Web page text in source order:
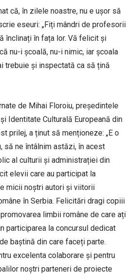
că, în zilele noastre, nu e ușor să
eseuri: „Fiți mândri de profesorii
înclinați în fața lor. Vă felicit și
nu-i școală, nu-i nimic, iar școala
trebuie și inspectată ca să țină
de Mihai Floroiu, președintele
Identitate Culturală Europeană din
prilej, a ținut să menționeze: „E o
să ne întâlnim astăzi, în acest
al culturii și administrației din
elevii care au participat la
micii noștri autori și viitorii
în Serbia. Felicitări dragi copiii
limbii române de care ați
participarea la concursul dedicat
baștină din care faceți parte.
excelenta colaborare și pentru
noștri parteneri de proiecte